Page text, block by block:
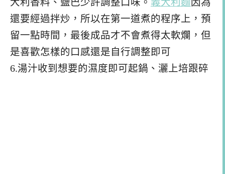
大利香料、 鹽巴少許調整口味。 義大利麵 因為
還要經過拌炒，所以在第一道煮的程序上，預
留一點時間，最後成品才不會煮得太軟爛，但
是喜歡怎樣的口感還是自行調整即可
6.湯汁收到想要的濕度即可起鍋、灑上培跟碎